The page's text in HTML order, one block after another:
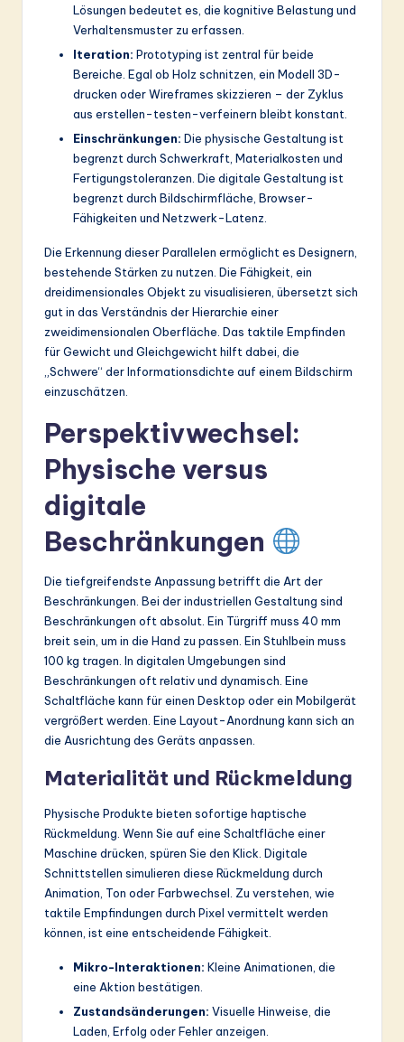
Lösungen bedeutet es, die kognitive Belastung und
Verhaltensmuster zu erfassen.
Iteration: Prototyping ist zentral für beide
Bereiche. Egal ob Holz schnitzen, ein Modell 3D-
drucken oder Wireframes skizzieren – der Zyklus
aus erstellen-testen-verfeinern bleibt konstant.
Einschränkungen: Die physische Gestaltung ist
begrenzt durch Schwerkraft, Materialkosten und
Fertigungstoleranzen. Die digitale Gestaltung ist
begrenzt durch Bildschirmfläche, Browser-
Fähigkeiten und Netzwerk-Latenz.
Die Erkennung dieser Parallelen ermöglicht es Designern,
bestehende Stärken zu nutzen. Die Fähigkeit, ein
dreidimensionales Objekt zu visualisieren, übersetzt sich
gut in das Verständnis der Hierarchie einer
zweidimensionalen Oberfläche. Das taktile Empfinden
für Gewicht und Gleichgewicht hilft dabei, die
„Schwere“ der Informationsdichte auf einem Bildschirm
einzuschätzen.
Perspektivwechsel:
Physische versus
digitale
Beschränkungen
Die tiefgreifendste Anpassung betrifft die Art der
Beschränkungen. Bei der industriellen Gestaltung sind
Beschränkungen oft absolut. Ein Türgriff muss 40 mm
breit sein, um in die Hand zu passen. Ein Stuhlbein muss
100 kg tragen. In digitalen Umgebungen sind
Beschränkungen oft relativ und dynamisch. Eine
Schaltfläche kann für einen Desktop oder ein Mobilgerät
vergrößert werden. Eine Layout-Anordnung kann sich an
die Ausrichtung des Geräts anpassen.
Materialität und Rückmeldung
Physische Produkte bieten sofortige haptische
Rückmeldung. Wenn Sie auf eine Schaltfläche einer
Maschine drücken, spüren Sie den Klick. Digitale
Schnittstellen simulieren diese Rückmeldung durch
Animation, Ton oder Farbwechsel. Zu verstehen, wie
taktile Empfindungen durch Pixel vermittelt werden
können, ist eine entscheidende Fähigkeit.
Mikro-Interaktionen: Kleine Animationen, die
eine Aktion bestätigen.
Zustandsänderungen: Visuelle Hinweise, die
Laden, Erfolg oder Fehler anzeigen.